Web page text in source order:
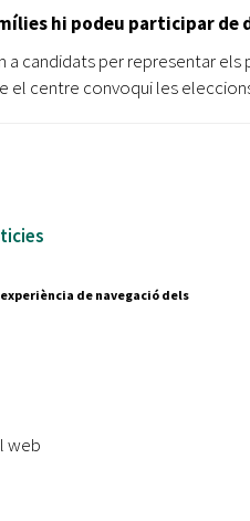
hi podeu participar de
a candidats per representar els
el centre convoqui les
de navegació dels
web